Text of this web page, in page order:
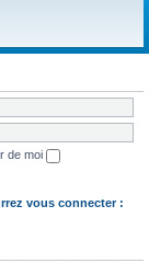
r
de moi
vous connecter :